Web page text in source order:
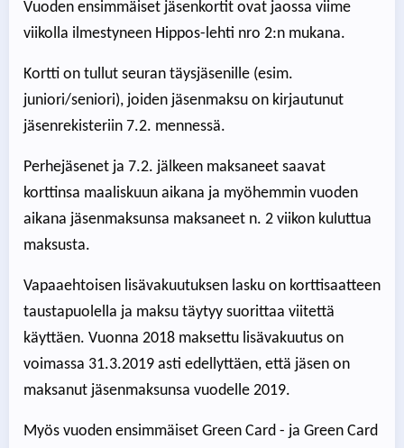
Vuoden ensimmäiset jäsenkortit ovat jaossa viime
viikolla ilmestyneen Hippos-lehti nro 2:n mukana.
Kortti on tullut seuran täysjäsenille (esim.
juniori/seniori), joiden jäsenmaksu on kirjautunut
jäsenrekisteriin 7.2. mennessä.
Perhejäsenet ja 7.2. jälkeen maksaneet saavat
korttinsa maaliskuun aikana ja myöhemmin vuoden
aikana jäsenmaksunsa maksaneet n. 2 viikon kuluttua
maksusta.
Vapaaehtoisen lisävakuutuksen lasku on korttisaatteen
taustapuolella ja maksu täytyy suorittaa viitettä
käyttäen. Vuonna 2018 maksettu lisävakuutus on
voimassa 31.3.2019 asti edellyttäen, että jäsen on
maksanut jäsenmaksunsa vuodelle 2019.
Myös vuoden ensimmäiset Green Card - ja Green Card